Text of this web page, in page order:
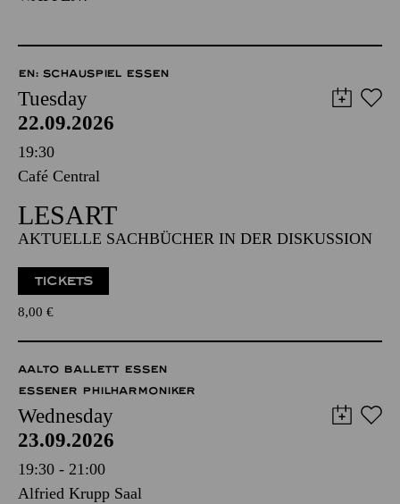
EN: SCHAUSPIEL ESSEN
Tuesday
22.09.2026
19:30
Café Central
LESART
AKTUELLE SACHBÜCHER IN DER DISKUSSION
TICKETS
8,00 €
AALTO BALLETT ESSEN
ESSENER PHILHARMONIKER
Wednesday
23.09.2026
19:30 - 21:00
Alfried Krupp Saal